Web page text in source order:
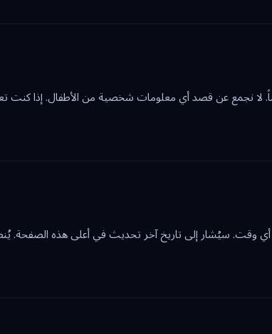
غير موجه للأطفال دون سن 13 عاماً. لا نجمع عن قصد أي معلومات شخصية من
وقت. سيُشار إلى تاريخ آخر تحديث في أعلى هذه الصفحة.